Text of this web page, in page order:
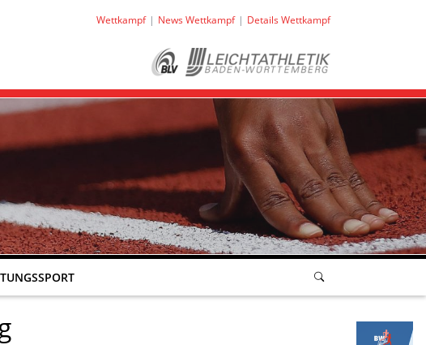
Wettkampf News Wettkampf Details Wettkampf